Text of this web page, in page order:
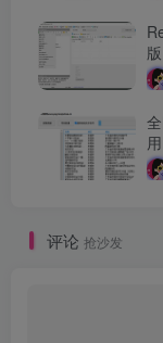
版
评论 抢沙发